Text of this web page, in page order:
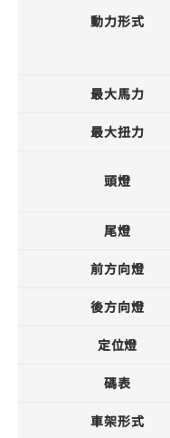
動力形式
最大馬力
最大扭力
頭燈
尾燈
前方向燈
後方向燈
定位燈
碼表
車架形式